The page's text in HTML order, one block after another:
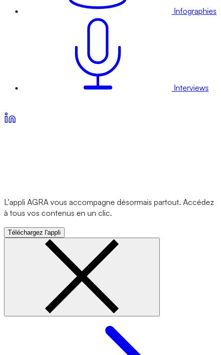
Infographies
Interviews
L'appli AGRA vous accompagne désormais partout. Accédez
à tous vos contenus en un clic.
Téléchargez l'appli